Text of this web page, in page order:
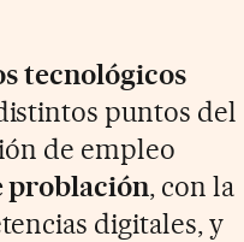
tecnológicos
puntos del
de empleo
problación, con la
digitales, y